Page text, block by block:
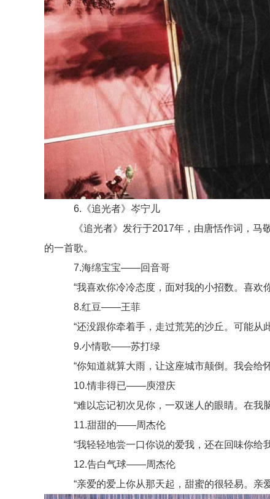
6.《追光者》岑宁儿
《追光者》发行于2017年，由唐恬作词，马敬
的一首歌。
7.海绵宝宝——回音哥
“我喜欢你冷冷态度，面对我的小招数。喜欢
8.红豆——王菲
“还没跟你牵着手，走过荒芜的沙丘。可能从
9.小情歌——苏打绿
“你知道就算大雨，让这座城市颠倒。我会给
10.情非得已——庾澄庆
“难以忘记初次见你，一双迷人的眼睛。在我
11.甜甜的——周杰伦
“我轻轻地尝一口你说的爱我，还在回味你给
12.告白气球——周杰伦
“亲爱的爱上你从那天起，甜蜜的很轻易。亲